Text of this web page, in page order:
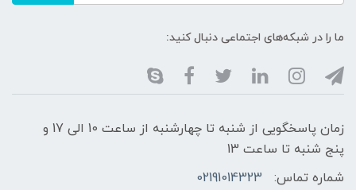
ما را در شبکه‌های اجتماعی دنبال کنید:
زمان پاسخگویی از شنبه تا چهارشنبه از ساعت 10 الی 17 و
پنج شنبه تا ساعت 13
شماره تماس:
02191014323